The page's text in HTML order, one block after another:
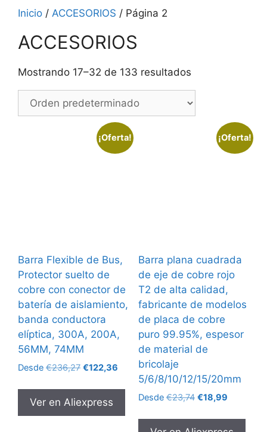
Inicio / ACCESORIOS / Página 2
ACCESORIOS
Mostrando 17–32 de 133 resultados
¡Oferta!
Barra Flexible de Bus,
Protector suelto de
cobre con conector de
batería de aislamiento,
banda conductora
elíptica, 300A, 200A,
56MM, 74MM
Desde €236,27 El
original
era:
€236,27.
€122,36
precio
actual
€122,36.
Ver en Aliexpress
¡Oferta!
Barra plana cuadrada
de eje de cobre rojo
T2 de alta calidad,
fabricante de modelos
de placa de cobre
puro 99.95%, espesor
de material de
bricolaje
5/6/8/10/12/15/20mm
Desde€23,74 El
original
€18,99El
actual